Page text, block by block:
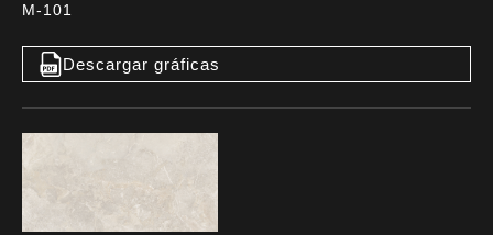
M-101
Descargar gráficas